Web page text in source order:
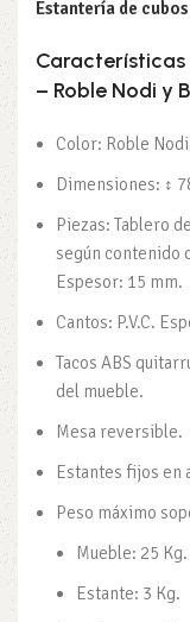
Estantería de
Características
– Roble Nodi y
Color: Roble
Dimensiones: ↕
Piezas: Tablero
según contenido
Espesor: 15 mm.
Cantos: P.V.C.
Tacos ABS
del mueble.
Mesa reversible.
Estantes fijos en
Peso máximo
Mueble: 25 Kg.
Estante: 3 Kg.